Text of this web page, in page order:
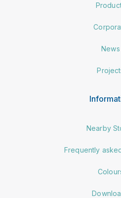
News
Nearby
Frequently